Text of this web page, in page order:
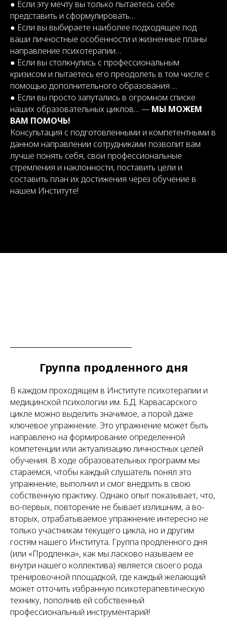
● Если эту мечту вы только пытаетесь себе
представить и сформулировать…
● Если вы выбираете наиболее подходящее под
ваши личностные особенности и жизненные планы
направление психотерапии…
● Если вы столкнулись с профессиональным
кризисом и пытаетесь его преодолеть в том числе с
помощью дополнительного образования …
● Если вы просто запутались в огромном списке
наших образовательных циклов… — МЫ МОЖЕМ
ВАМ ПОМОЧЬ!
Консультация с подготовленными и компетентными в
данном направлении сотрудниками позволит вам
лучше понять себя, свои профессиональные
стремления и наклонности, поставить цели и
составить план их достижения через обучение в
нашем Институте!
Группа продленного дня
В каждом проходящем в Институте психотерапии и
медицинской психологии им. Б.Д. Карвасарского
цикле можно выделить значимое, а порой даже
ключевое упражнение. Это упражнение может быть
направлено на формирование определенной
компетенции или актуализацию личностных целей
обучения. В ходе образовательных программ мы
стараемся, чтобы каждый слушатель понял это
упражнение, выполнил и смог внедрить в свою
собственную практику. Однако опыт показывает, что,
во-первых, повторение не бывает излишним, а во-
вторых, отрабатываемое упражнение интересно не
только участникам текущего цикла, но и другим
гостям нашего Института. Группа продленного дня
(или «Продленка», как мы ласково называем ее
внутри нашего коллектива) является своего рода
тренировочной площадкой, где каждый желающий
может отточить избранную психотерапевтическую
технику, пополнив ей собственный
профессиональный инструментарий!